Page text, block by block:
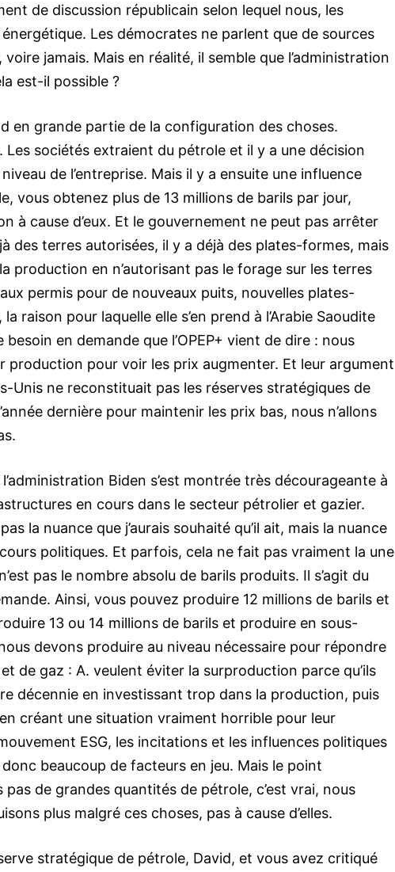
de discussion républicain selon lequel nous, les
Les démocrates ne parlent que de sources
jamais. Mais en réalité, il semble que l’administration
est-il possible ?
en grande partie de la configuration des choses.
sociétés extraient du pétrole et il y a une décision
de l’entreprise. Mais il y a ensuite une influence
vous obtenez plus de 13 millions de barils par jour,
à cause d’eux. Et le gouvernement ne peut pas arrêter
des terres autorisées, il y a déjà des plates-formes, mais
production en n’autorisant pas le forage sur les terres
permis pour de nouveaux puits, nouvelles plates-
raison pour laquelle elle s’en prend à l’Arabie Saoudite
en demande que l’OPEP+ vient de dire : nous
production pour voir les prix augmenter. Et leur argument
Unis ne reconstituait pas les réserves stratégiques de
dernière pour maintenir les prix bas, nous n’allons
Biden s’est montrée très décourageante à
en cours dans le secteur pétrolier et gazier.
la nuance que j’aurais souhaité qu’il ait, mais la nuance
politiques. Et parfois, cela ne fait pas vraiment la une
pas le nombre absolu de barils produits. Il s’agit du
Ainsi, vous pouvez produire 12 millions de barils et
13 ou 14 millions de barils et produire en sous-
devons produire au niveau nécessaire pour répondre
de gaz : A. veulent éviter la surproduction parce qu’ils
décennie en investissant trop dans la production, puis
créant une situation vraiment horrible pour leur
ESG, les incitations et les influences politiques
beaucoup de facteurs en jeu. Mais le point
de grandes quantités de pétrole, c’est vrai, nous
plus malgré ces choses, pas à cause d’elles.
stratégique de pétrole, David, et vous avez critiqué